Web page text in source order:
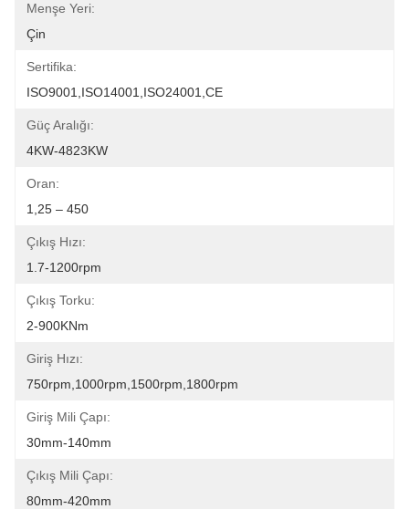
Menşe Yeri:
Çin
Sertifika:
ISO9001,ISO14001,ISO24001,CE
Güç Aralığı:
4KW-4823KW
Oran:
1,25 – 450
Çıkış Hızı:
1.7-1200rpm
Çıkış Torku:
2-900KNm
Giriş Hızı:
750rpm,1000rpm,1500rpm,1800rpm
Giriş Mili Çapı:
30mm-140mm
Çıkış Mili Çapı:
80mm-420mm